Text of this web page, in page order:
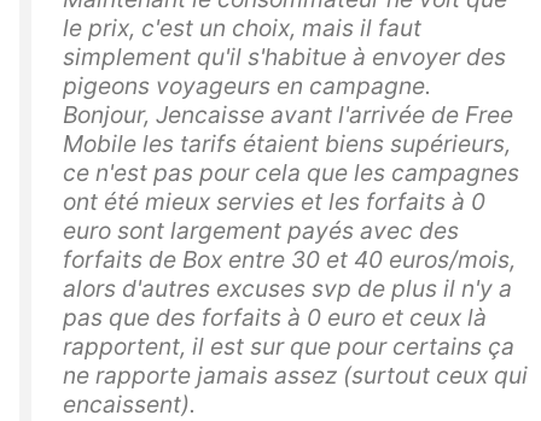
le prix, c'est un choix, mais il faut
simplement qu'il s'habitue à envoyer des
pigeons voyageurs en campagne.
Bonjour, Jencaisse avant l'arrivée de Free
Mobile les tarifs étaient biens supérieurs,
ce n'est pas pour cela que les campagnes
ont été mieux servies et les forfaits à 0
euro sont largement payés avec des
forfaits de Box entre 30 et 40 euros/mois,
alors d'autres excuses svp de plus il n'y a
pas que des forfaits à 0 euro et ceux là
rapportent, il est sur que pour certains ça
ne rapporte jamais assez (surtout ceux qui
encaissent).